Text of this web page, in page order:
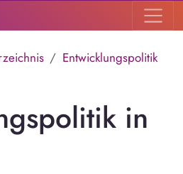
Entwicklungspolitik
in